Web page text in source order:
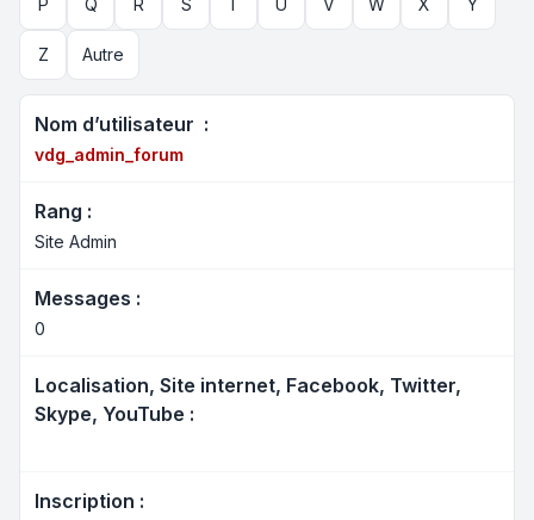
P Q R S T U V W X Y
Z Autre
Nom d’utilisateur :
vdg_admin_forum
Rang :
Site Admin
Messages :
0
Localisation, Site internet, Facebook, Twitter,
Skype, YouTube :
Inscription :